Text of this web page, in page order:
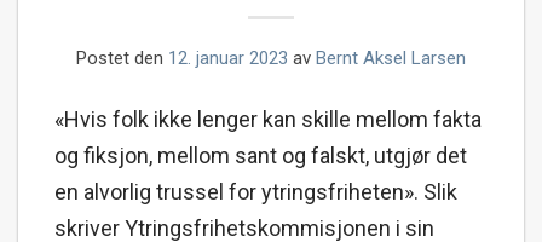
Postet den 12. januar 2023 av Bernt Aksel Larsen
«Hvis folk ikke lenger kan skille mellom fakta
og fiksjon, mellom sant og falskt, utgjør det
en alvorlig trussel for ytringsfriheten». Slik
skriver Ytringsfrihetskommisjonen i sin